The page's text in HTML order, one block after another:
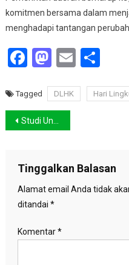
komitmen bersama dalam
menghadapi tantangan
Facebook
Mastodon
Email
Tagged DLHK Hari
Navigasi
Studi Ungkap Sistem Pertanian Adat Amazon Jaga Hutan Selama 4.500 Tahun
Tinggalkan Balasan
Alamat email Anda tidak
ditandai *
Komentar*